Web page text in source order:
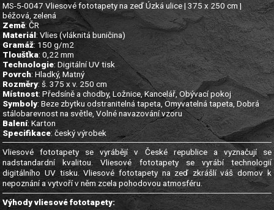
MS-5-0047 Vliesové fototapety na zeď Úzká ulice | 375 x 250 cm |
béžová, zelená
Země: ČR
Materiál: Vlies (vláknitá buničina)
Gramáž: 150 g/m2
Tloušťka: 0,22 mm
Technologie: Digitální UV tisk
Povrch: Hladký, Matný
Rozměry: š. 375 x v. 250 cm
Místnost: Předsíně a chodby, Ložnice, Kancelář, Obývací pokoj
Symboly: Beze zbytku odstranitelná tapeta, Omyvatelná tapeta, Dobrá
stálobarevnost na světle, Volné navazování vzoru
Balení: Karton
Specifikace: český výrobek
Vliesové fototapety se vyrábějí v České republice a vyznačují se
nadstandardní kvalitou. Vliesové fototapety se vyrábí technologií
digitálního UV tisku. Vliesové fototapety na zeď zkrášlí váš domov k
nepoznání a vytvoří v něm zcela pohodovou atmosféru.
Výhody vliesové fototapety: